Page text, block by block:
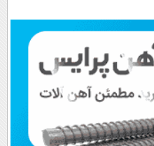
پرداخت قسطی
اقساطی😍